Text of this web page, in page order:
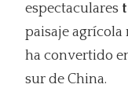
espectaculares
paisaje agrícola
ha convertido
sur de China.